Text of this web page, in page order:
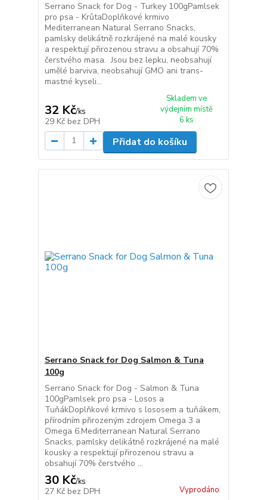
Serrano Snack for Dog - Turkey 100gPamlsek
pro psa - KrůtaDoplňkové krmivo
Mediterranean Natural Serrano Snacks,
pamlsky delikátně rozkrájené na malé kousky
a respektují přirozenou stravu a obsahují 70%
čerstvého masa. Jsou bez lepku, neobsahují
umělé barviva, neobsahují GMO ani trans-
mastné kyseli...
32 Kč/ks
29 Kč bez DPH
Skladem ve
výdejním místě
6 ks
Přidat do košíku
Serrano Snack for Dog Salmon & Tuna
100g
Serrano Snack for Dog - Salmon & Tuna
100gPamlsek pro psa - Losos a
TuňákDoplňkové krmivo s lososem a tuňákem,
přírodním přirozeným zdrojem Omega 3 a
Omega 6.Mediterranean Natural Serrano
Snacks, pamlsky delikátně rozkrájené na malé
kousky a respektují přirozenou stravu a
obsahují 70% čerstvého ...
30 Kč/ks
27 Kč bez DPH Vyprodáno